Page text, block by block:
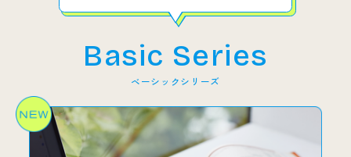
Basic Series
ベーシックシリーズ